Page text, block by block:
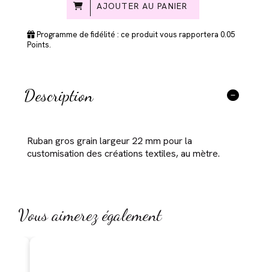
AJOUTER AU PANIER
Programme de fidélité : ce produit vous rapportera 0.05
Points.
Description
Ruban gros grain largeur 22 mm pour la
customisation des créations textiles, au mètre.
Vous aimerez également